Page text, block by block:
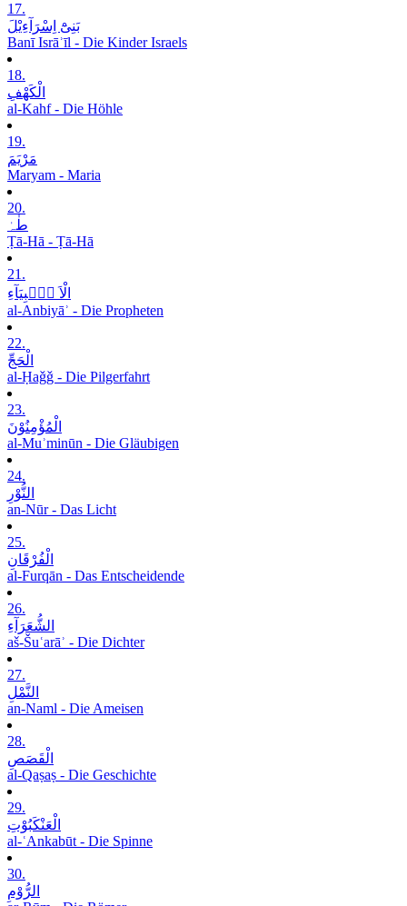
17.
بَنِیْٓ اِسْرَآءِیْلَ
Banī Isrāʾīl - Die Kinder Israels
18.
الْکَھْفِ
al-Kahf - Die Höhle
19.
مَرْیَمَ
Maryam - Maria
20.
طٰہٰ
Ṭā-Hā - Ṭā-Hā
21.
الْاَ نۡۢبِیَآءِ
al-Anbiyāʾ - Die Propheten
22.
الْحَجِّ
al-Ḥaǧǧ - Die Pilgerfahrt
23.
الْمُؤْمِنُوْنَ
al-Muʾminūn - Die Gläubigen
24.
النُّوْرِ
an-Nūr - Das Licht
25.
الْفُرْقَانِ
al-Furqān - Das Entscheidende
26.
الشُّعَرَآءِ
aš-Šuʿarāʾ - Die Dichter
27.
النَّمْلِ
an-Naml - Die Ameisen
28.
الْقَصَصِ
al-Qaṣaṣ - Die Geschichte
29.
الْعَنْکَبُوْتِ
al-ʿAnkabūt - Die Spinne
30.
الرُّوْمِ